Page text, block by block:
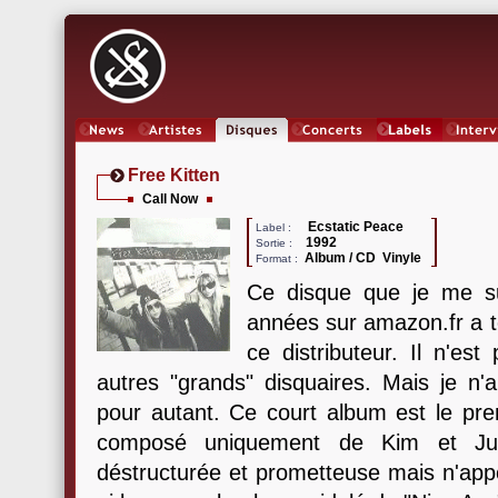
Free Kitten
Call Now
Label : Ecstatic Peace
Sortie : 1992
Format : Album / CD Vinyle
Ce disque que je me
années sur amazon.fr a
ce distributeur. Il n'est
autres "grands" disquaires. Mais je
pour autant. Ce court album est le
composé uniquement de Kim et
déstructurée et prometteuse mais